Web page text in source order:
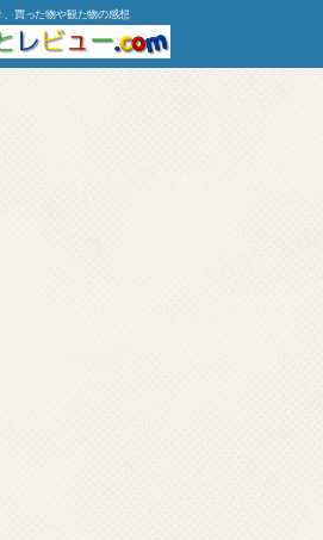
、買った物や観た物の感想